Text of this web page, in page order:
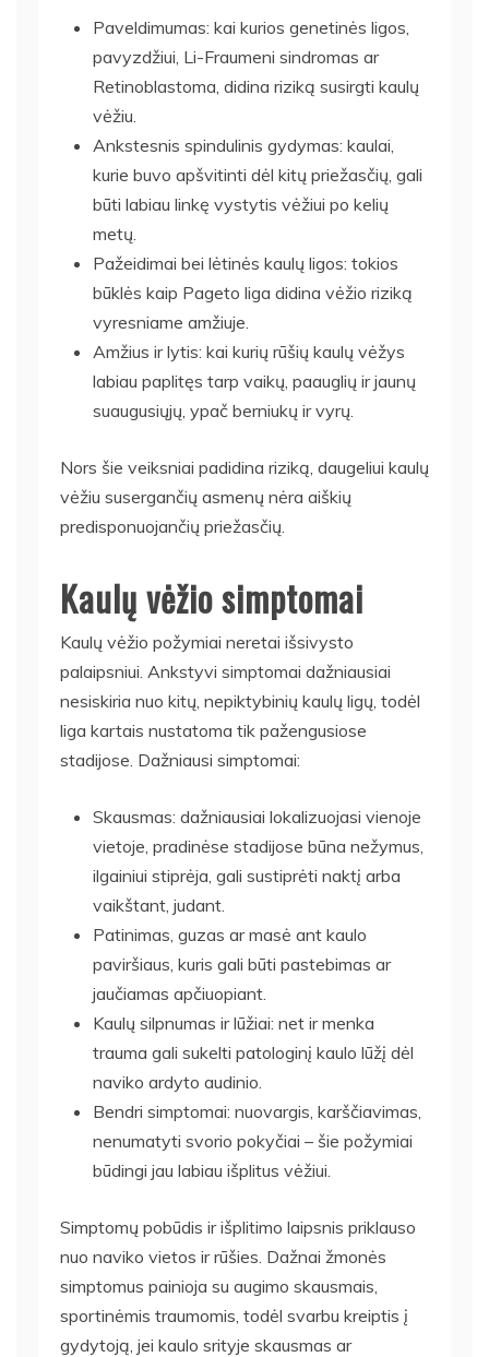
Paveldimumas: kai kurios genetinės ligos,
pavyzdžiui, Li-Fraumeni sindromas ar
Retinoblastoma, didina riziką susirgti kaulų
vėžiu.
Ankstesnis spindulinis gydymas: kaulai,
kurie buvo apšvitinti dėl kitų priežasčių, gali
būti labiau linkę vystytis vėžiui po kelių
metų.
Pažeidimai bei lėtinės kaulų ligos: tokios
būklės kaip Pageto liga didina vėžio riziką
vyresniame amžiuje.
Amžius ir lytis: kai kurių rūšių kaulų vėžys
labiau paplitęs tarp vaikų, paauglių ir jaunų
suaugusiųjų, ypač berniukų ir vyrų.
Nors šie veiksniai padidina riziką, daugeliui kaulų
vėžiu susergančių asmenų nėra aiškių
predisponuojančių priežasčių.
Kaulų vėžio simptomai
Kaulų vėžio požymiai neretai išsivysto
palaipsniui. Ankstyvi simptomai dažniausiai
nesiskiria nuo kitų, nepiktybinių kaulų ligų, todėl
liga kartais nustatoma tik pažengusiose
stadijose. Dažniausi simptomai:
Skausmas: dažniausiai lokalizuojasi vienoje
vietoje, pradinėse stadijose būna nežymus,
ilgainiui stiprėja, gali sustiprėti naktį arba
vaikštant, judant.
Patinimas, guzas ar masė ant kaulo
paviršiaus, kuris gali būti pastebimas ar
jaučiamas apčiuopiant.
Kaulų silpnumas ir lūžiai: net ir menka
trauma gali sukelti patologinį kaulo lūžį dėl
naviko ardyto audinio.
Bendri simptomai: nuovargis, karščiavimas,
nenumatyti svorio pokyčiai – šie požymiai
būdingi jau labiau išplitus vėžiui.
Simptomų pobūdis ir išplitimo laipsnis priklauso
nuo naviko vietos ir rūšies. Dažnai žmonės
simptomus painioja su augimo skausmais,
sportinėmis traumomis, todėl svarbu kreiptis į
gydytoją, jei kaulo srityje skausmas ar